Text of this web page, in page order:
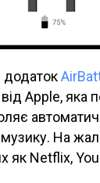
Apple, яка
На
як Netflix,